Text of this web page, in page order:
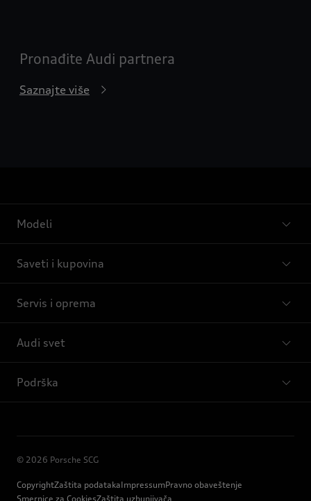
Pronađite Audi partnera
Saznajte više
Modeli
Saveti i kupovina
Servis i oprema
Audi svet
Podrška
© 2026 Porsche SCG
CopyrightZaštita podatakaImpressumPravno obaveštenje
Smernice za CookiesZaštita uzbunjivača